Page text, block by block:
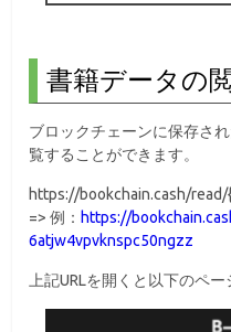
書籍データの
ブロックチェーンに保存さ
覧することができます。
https://bookchain.cash/
=> 例： https://
6atjw4vpvknspc50ngzz
上記URLを開くと以下のペー